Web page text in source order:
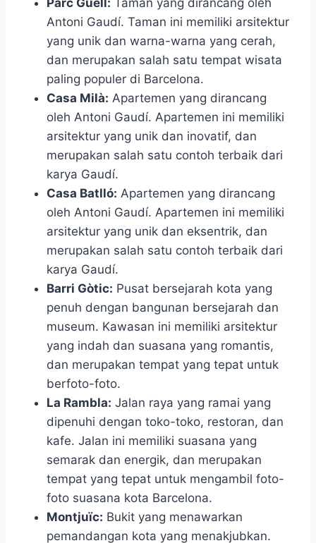
Antoni Gaudí. Taman ini memiliki arsitektur
yang unik dan warna-warna yang cerah,
dan merupakan salah satu tempat wisata
paling populer di Barcelona.
Casa Milà: Apartemen yang dirancang
oleh Antoni Gaudí. Apartemen ini memiliki
arsitektur yang unik dan inovatif, dan
merupakan salah satu contoh terbaik dari
karya Gaudí.
Casa Batlló: Apartemen yang dirancang
oleh Antoni Gaudí. Apartemen ini memiliki
arsitektur yang unik dan eksentrik, dan
merupakan salah satu contoh terbaik dari
karya Gaudí.
Barri Gòtic: Pusat bersejarah kota yang
penuh dengan bangunan bersejarah dan
museum. Kawasan ini memiliki arsitektur
yang indah dan suasana yang romantis,
dan merupakan tempat yang tepat untuk
berfoto-foto.
La Rambla: Jalan raya yang ramai yang
dipenuhi dengan toko-toko, restoran, dan
kafe. Jalan ini memiliki suasana yang
semarak dan energik, dan merupakan
tempat yang tepat untuk mengambil foto-
foto suasana kota Barcelona.
Montjuïc: Bukit yang menawarkan
pemandangan kota yang menakjubkan.